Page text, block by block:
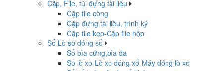
Cặp, File, túi đựng tài liệu
Cặp file còng
Cặp đựng tài liệu, trình ký
Cặp file kẹp-Cặp file hộp
Sổ-Lò so đóng sổ
Sổ bìa cứng,bìa da
Sổ lò xo-Lò xo đóng xổ-Máy đóng lò xo